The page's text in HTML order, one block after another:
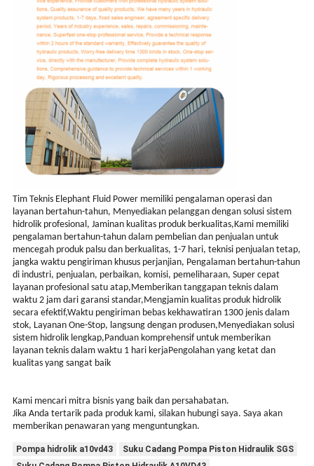
Tim Teknis Elephant Fluid Power memiliki pengalaman operasi dan
layanan bertahun-tahun, Menyediakan pelanggan dengan solusi sistem
hidrolik profesional, Jaminan kualitas produk berkualitas,Kami memiliki
pengalaman bertahun-tahun dalam pembelian dan penjualan untuk
mencegah produk palsu dan berkualitas, 1-7 hari, teknisi penjualan tetap,
jangka waktu pengiriman khusus perjanjian, Pengalaman bertahun-tahun
di industri, penjualan, perbaikan, komisi, pemeliharaan, Super cepat
layanan profesional satu atap,Memberikan tanggapan teknis dalam
waktu 2 jam dari garansi standar,Mengjamin kualitas produk hidrolik
secara efektif,Waktu pengiriman bebas kekhawatiran 1300 jenis dalam
stok, Layanan One-Stop, langsung dengan produsen,Menyediakan solusi
sistem hidrolik lengkap,Panduan komprehensif untuk memberikan
layanan teknis dalam waktu 1 hari kerjaPengolahan yang ketat dan
kualitas yang sangat baik
Kami mencari mitra bisnis yang baik dan persahabatan.
Jika Anda tertarik pada produk kami, silakan hubungi saya. Saya akan
memberikan penawaran yang menguntungkan.
Pompa hidrolik a10vd43
Suku Cadang Pompa Piston Hidraulik SGS